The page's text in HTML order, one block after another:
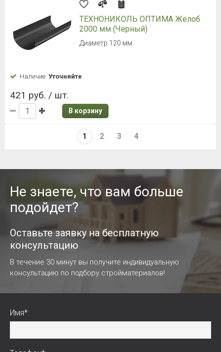
ТЕХНОНИКОЛЬ ОПТИМА Желоб
2000 мм (Черный)
Диаметр 120 мм
Наличие: Уточняйте
421 руб. / шт.
В корзину
1 2 3 4
Не знаете, что вам больше
подойдет?
Оставьте заявку на бесплатную
консультацию
В течение 30 минут вы получите индивидуальную
консультацию по подбору стройматериалов!
Имя*: